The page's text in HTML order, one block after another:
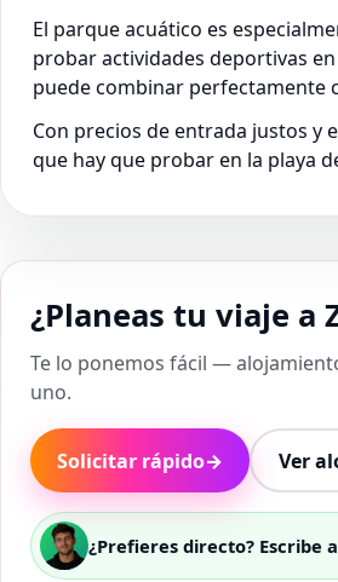
El parque acuático es
probar actividades deportivas
puede combinar perfectamente
Con precios de entrada justos y
que hay que probar en la playa
¿Planeas tu viaje a
Te lo ponemos fácil —
uno.
Solicitar rápido→ Ver
¿Prefieres directo? Escribe